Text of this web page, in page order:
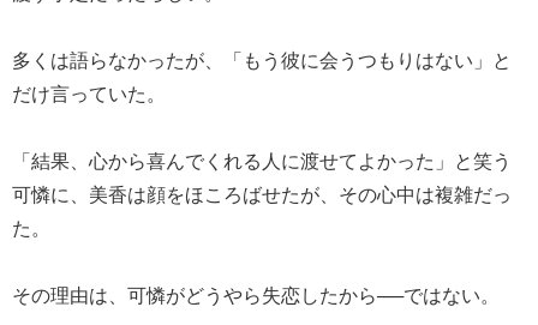
多くは語らなかったが、「もう彼に会うつもりはない」と
だけ言っていた。
「結果、心から喜んでくれる人に渡せてよかった」と笑う
可憐に、美香は顔をほころばせたが、その心中は複雑だっ
た。
その理由は、可憐がどうやら失恋したから──ではない。